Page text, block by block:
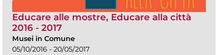
Educare alle mostre, Educare alla città
2016 - 2017
Musei in Comune
05/10/2016 - 20/05/2017